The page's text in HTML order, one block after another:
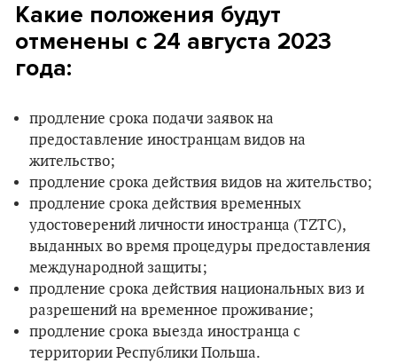
Какие положения будут
отменены с 24 августа 2023
года:
продление срока подачи заявок на
предоставление иностранцам видов на
жительство;
продление срока действия видов на жительство;
продление срока действия временных
удостоверений личности иностранца (TZTC),
выданных во время процедуры предоставления
международной защиты;
продление срока действия национальных виз и
разрешений на временное проживание;
продление срока выезда иностранца с
территории Республики Польша.